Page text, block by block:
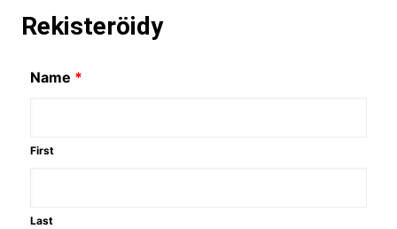
Rekisteröidy
Name *
First
Last